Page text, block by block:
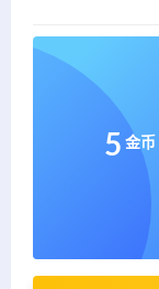
5 金币